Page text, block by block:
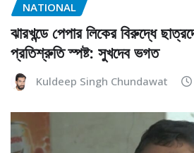
NATIONAL
ঝারখন্ডে পেপার লিকের বিরুদ্ধে
প্রতিশ্রুতি স্পষ্ট: সুখদেব ভগত
Kuldeep Singh Chundawat